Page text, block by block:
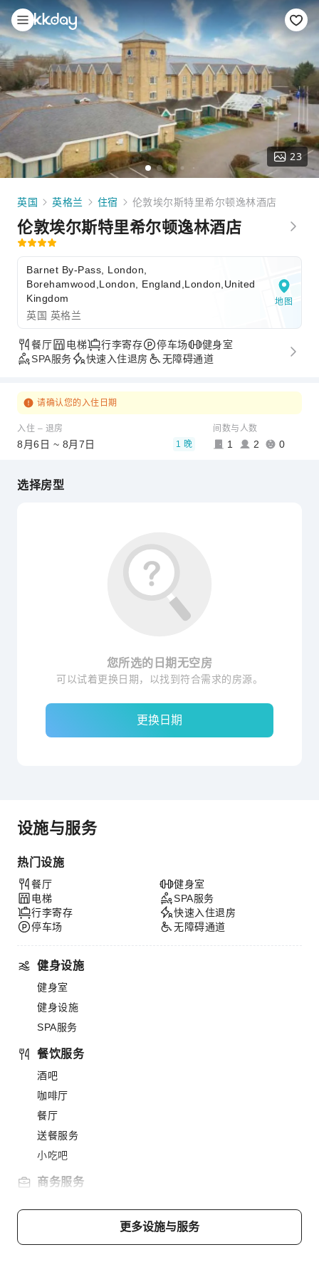
23
英国 英格兰 住宿 伦敦埃尔斯特里希尔顿逸林酒店
伦敦埃尔斯特里希尔顿逸林酒店
Barnet By-Pass, London,
Borehamwood,London, England,London,United
Kingdom
英国 英格兰
地图
餐厅 电梯 行李寄存 停车场
健身室
SPA服务
快速入住退房 无障碍通道
请确认您的入住日期
入住 – 退房
8月6日 ~ 8月7日 1 晚
间数与人数
1 2 0
选择房型
您所选的日期无空房
可以试着更换日期，以找到符合需求的房源。
更换日期
设施与服务
热门设施
餐厅
电梯
行李寄存
停车场
健身室
SPA服务
快速入住退房
无障碍通道
健身设施
健身室
健身设施
SPA服务
餐饮服务
酒吧
咖啡厅
餐厅
送餐服务
小吃吧
商务服务
更多设施与服务